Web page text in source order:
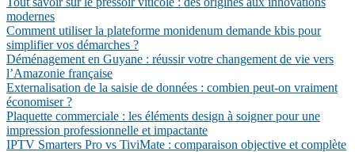
modernes
Comment utiliser la plateforme monidenum demande kbis pour
simplifier vos démarches ?
Déménagement en Guyane : réussir votre changement de vie vers
l’Amazonie française
Externalisation de la saisie de données : combien peut-on vraiment
économiser ?
Plaquette commerciale : les éléments design à soigner pour une
impression professionnelle et impactante
IPTV Smarters Pro vs TiviMate : comparaison objective et complète